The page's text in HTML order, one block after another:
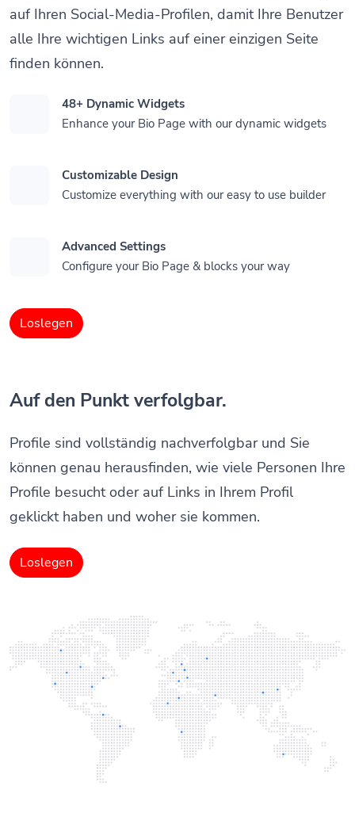
auf Ihren Social-Media-Profilen, damit Ihre Benutzer
alle Ihre wichtigen Links auf einer einzigen Seite
finden können.
48+ Dynamic Widgets
Enhance your Bio Page with our dynamic widgets
Customizable Design
Customize everything with our easy to use builder
Advanced Settings
Configure your Bio Page & blocks your way
Loslegen
Auf den Punkt verfolgbar.
Profile sind vollständig nachverfolgbar und Sie
können genau herausfinden, wie viele Personen Ihre
Profile besucht oder auf Links in Ihrem Profil
geklickt haben und woher sie kommen.
Loslegen